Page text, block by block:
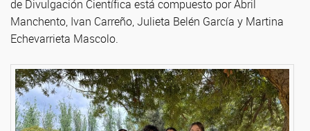
de Divulgación Científica está compuesto por Abril
Manchento, Ivan Carreño, Julieta Belén García y Martina
Echevarrieta Mascolo.